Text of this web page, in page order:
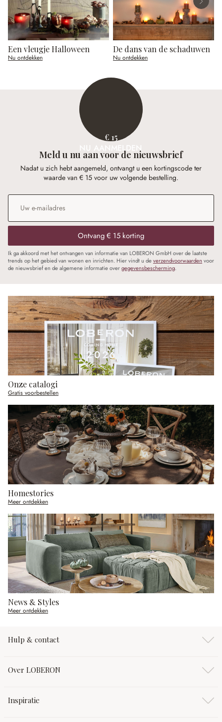
Een vleugje Halloween
Nu ontdekken
De dans van de schaduwen
Nu ontdekken
€ 15
NU AANMELDEN
Meld u nu aan voor de nieuwsbrief
Nadat u zich hebt aangemeld, ontvangt u een kortingscode ter
waarde van € 15 voor uw volgende bestelling.
E-mailadres
Ontvang € 15 korting
Ik ga akkoord met het ontvangen van informatie van LOBERON GmbH over de laatste
trends op het gebied van wonen en inrichten. Hier vindt u deverzendvoorwaarden voor
de nieuwsbrief en de algemene informatie overgegevensbescherming.
Onze catalogi
Gratis voorbestellen
Homestories
Meer ontdekken
News & Styles
Meer ontdekken
Hulp & contact
Over LOBERON
Inspiratie